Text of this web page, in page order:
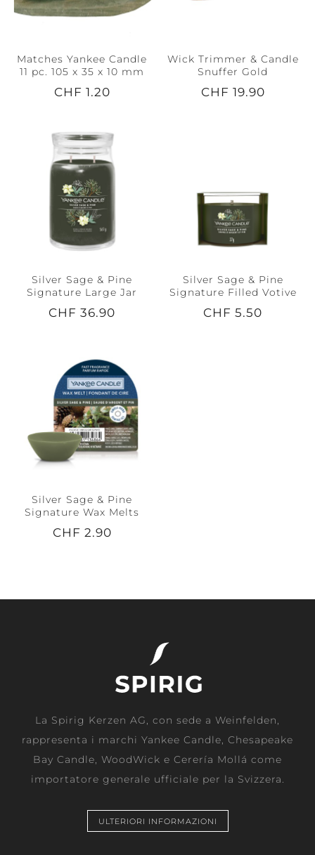
Matches Yankee Candle
11 pc. 105 x 35 x 10 mm
CHF 1.20
Wick Trimmer & Candle
Snuffer Gold
CHF 19.90
Silver Sage & Pine
Signature Large Jar
CHF 36.90
Silver Sage & Pine
Signature Filled Votive
CHF 5.50
Silver Sage & Pine
Signature Wax Melts
CHF 2.90
La Spirig Kerzen AG, con sede a Weinfelden,
rappresenta i marchi Yankee Candle, Chesapeake
Bay Candle, WoodWick e Cerería Mollá come
importatore generale ufficiale per la Svizzera.
ULTERIORI INFORMAZIONI